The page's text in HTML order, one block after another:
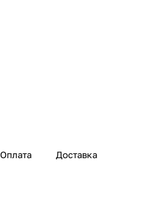
Оплата Доставка